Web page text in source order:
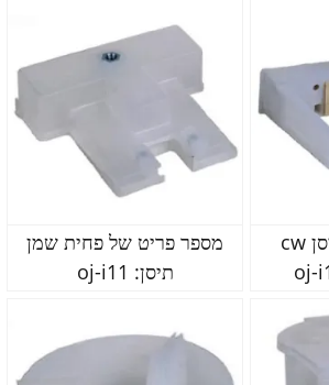
פחית שמן של תיסן cw
מספר פריט של פחית שמן
תיסן: oj-i11